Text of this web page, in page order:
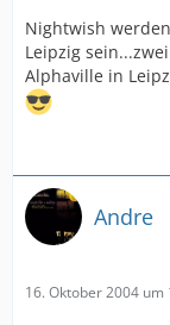
Nightwish
Leipzig
Alphaville in
Andre
16. Oktober 2004 um